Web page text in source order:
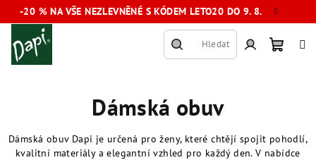
Přejít
na
-20 % NA VŠE NEZLEVNĚNÉ S KÓDEM LETO20 DO 9. 8.
Hledat
Dámská obuv
Dámská obuv Dapi je určená pro ženy, které chtějí spojit pohodlí,
kvalitní materiály a elegantní vzhled pro každý den. V nabídce